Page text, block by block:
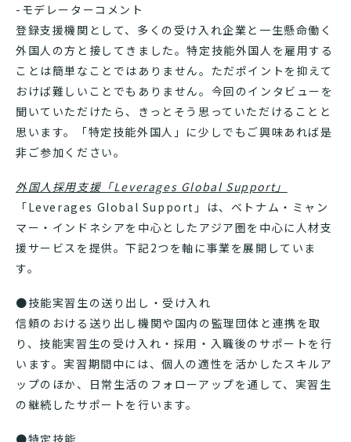
-モデレーターコメント
登録支援機関として、多くの受け入れ企業と一生懸命働く
外国人の方と接してきました。特定技能外国人を雇用する
ことは簡単なことではありません。ただポイントを抑えて
おけば難しいことでもありません。今回のインタビューを
聞いていただけたら、きっとそう思っていただけることと
思います。「特定技能外国人」に少しでもご興味あれば是
非ご参加ください。
外国人採用支援「Leverages Global Support」
「Leverages Global Support」は、ベトナム・ミャン
マー・インドネシアを中心としたアジア圏を中心に人材支
援サービスを提供。下記2つを軸に事業を展開していま
す。
●技能実習生の送り出し・受け入れ
信頼のおける送り出し機関や国内の監理団体と連携を取
り、技能実習生の受け入れ・採用・入職後のサポートを行
います。実習期間中には、個人の適性を活かしたスキルア
ップのほか、日常生活のフォローアップを通して、実習生
の継続したサポートを行います。
●特定技能